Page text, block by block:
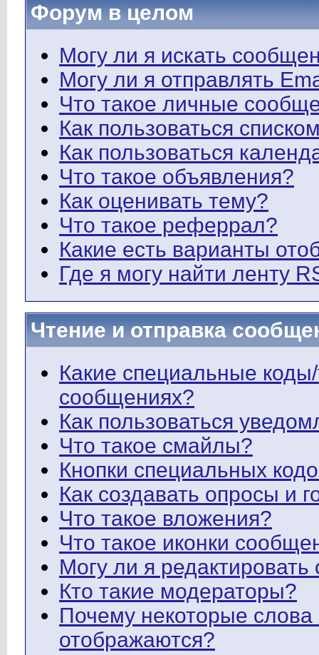
Форум в целом
Могу ли я искать
Могу ли я отправлять
Что такое личные
Как пользоваться
Как пользоваться
Что такое объявления?
Как оценивать тему?
Что такое реферрал?
Какие есть варианты
Где я могу найти ленту
Чтение и отправка
Какие специальные коды/
сообщениях?
Как пользоваться
Что такое смайлы?
Кнопки специальных
Как создавать опросы и
Что такое вложения?
Что такое иконки
Могу ли я
Кто такие модераторы?
Почему некоторые
отображаются?